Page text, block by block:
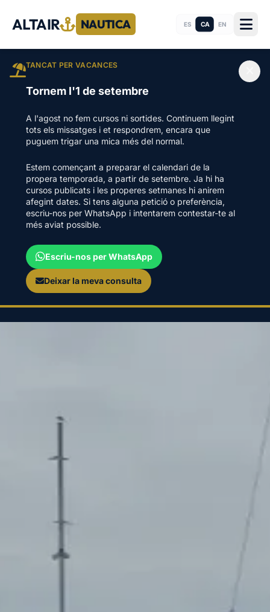
ALTAIR NAUTICA ES CA EN
TANCAT PER VACANCES
Tornem l'1 de setembre
A l'agost no fem cursos ni sortides. Continuem llegint
tots els missatges i et respondrem, encara que
puguem trigar una mica més del normal.
Estem començant a preparar el calendari de la
propera temporada, a partir de setembre. Ja hi ha
cursos publicats i les properes setmanes hi anirem
afegint dates. Si tens alguna petició o preferència,
escriu-nos per WhatsApp i intentarem contestar-te al
més aviat possible.
Escriu-nos per WhatsApp
Deixar la meva consulta